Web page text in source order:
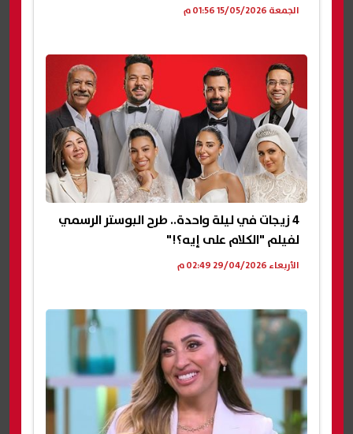
الجمعة 15/05/2026 01:56 م
4 زيجات في ليلة واحدة.. طرح البوستر الرسمي
لفيلم "الكلام على إيه؟!"
الأربعاء 29/04/2026 02:49 م